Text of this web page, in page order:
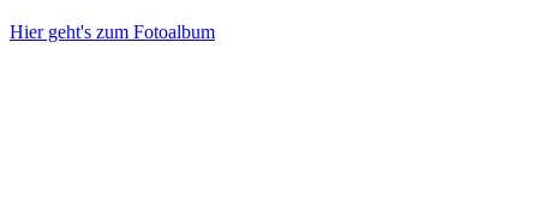
Hier geht's zum Fotoalbum